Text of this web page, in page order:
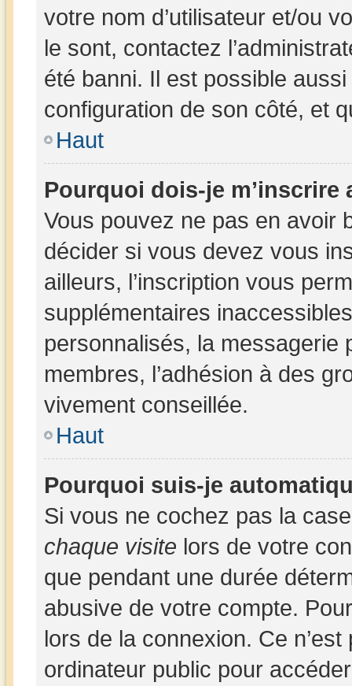
votre nom d’utilisateur et/ou
le sont, contactez
été banni. Il est possible
configuration de son côté, et
Haut
Pourquoi dois-je m’inscrire
Vous pouvez ne pas en avoir
décider si vous devez vous
ailleurs, l’inscription vous
supplémentaires
personnalisés, la messagerie
membres, l’adhésion à des
vivement conseillée.
Haut
Pourquoi suis-je
Si vous ne cochez pas la
chaque visite lors de votre
que pendant une durée
abusive de votre compte.
lors de la connexion. Ce
ordinateur public pour